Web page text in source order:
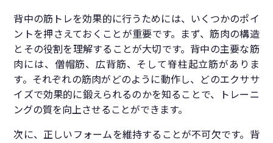
背中の筋トレを効果的に行うためには、いくつかのポイ
ントを押さえておくことが重要です。まず、筋肉の構造
とその役割を理解することが大切です。背中の主要な筋
肉には、僧帽筋、広背筋、そして脊柱起立筋がありま
す。それぞれの筋肉がどのように動作し、どのエクササ
イズで効果的に鍛えられるのかを知ることで、トレーニ
ングの質を向上させることができます。
次に、正しいフォームを維持することが不可欠です。背